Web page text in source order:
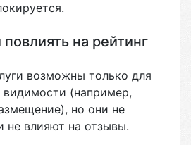
на рейтинг
возможны только для
видимости (например,
но они не
не влияют на отзывы.